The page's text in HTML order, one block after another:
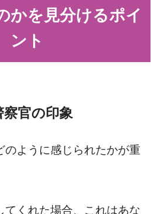
かを見分けるポイ
ント
官の印象
のように感じられたかが重
てくれた場合、これはあな